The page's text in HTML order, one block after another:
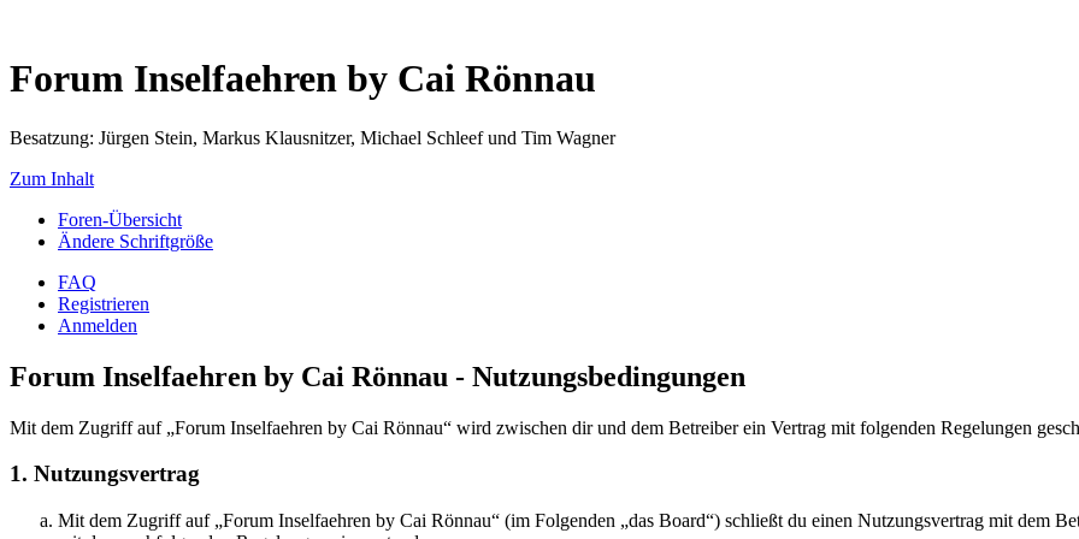
Forum Inselfaehren by Cai Rönnau
Besatzung: Jürgen Stein, Markus Klausnitzer, Michael Schleef und Tim Wagner
Zum Inhalt
Foren-Übersicht
Ändere Schriftgröße
FAQ
Registrieren
Anmelden
Forum Inselfaehren by Cai Rönnau - Nutzungsbedingungen
Mit dem Zugriff auf „Forum Inselfaehren by Cai Rönnau“ wird zwischen dir und dem Betreiber ein Vertrag mit folgenden Regelungen
1. Nutzungsvertrag
Mit dem Zugriff auf „Forum Inselfaehren by Cai Rönnau“ (im Folgenden „das Board“) schließt du einen Nutzungsvertrag mit dem